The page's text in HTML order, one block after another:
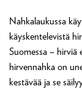
Nahkalaukussa
käyskentelevistä
Suomessa – hirviä
hirvennahka on
kestävää ja se